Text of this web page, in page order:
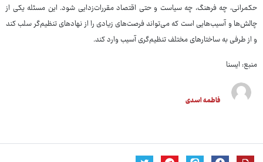
حکمرانی، چه فرهنگ، چه سیاست و حتی اقتصاد مقررات‌زدایی شود. این مسئله یکی از
چالش‌ها و آسیب‌هایی است که می‌تواند فرصت‌های زیادی را از نهادهای تنظیم‌گر سلب کند
و از طرفی به ساختارهای مختلف تنظیم‌گری آسیب وارد کند.
منبع: ایسنا
فاطمه اسدی